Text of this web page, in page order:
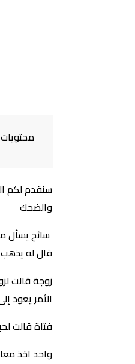
سنقدم لكم
والضحك
سائح يسأل
قال له يذهب
زوجة قالت
الأمر يعود
فتاة قالت
واحد اخذ